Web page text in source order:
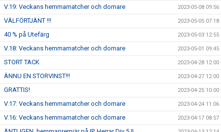
V.19: Veckans hemmamatcher och domare 2023-05-08 09:56
VÄLFÖRTJÄNT !!! 2023-05-05 07:18
40 % på Utefärg 2023-05-03 12:55
V.18: Veckans hemmamatcher och domare 2023-05-01 09:45
STORT TACK 2023-04-28 12:00
ÄNNU EN STORVINST!!! 2023-04-27 12:00
GRATTIS! 2023-04-25 10:00
V.17: Veckans hemmamatcher och domare 2023-04-24 11:06
V.16: Veckans hemmamatcher och domare 2023-04-17 08:57